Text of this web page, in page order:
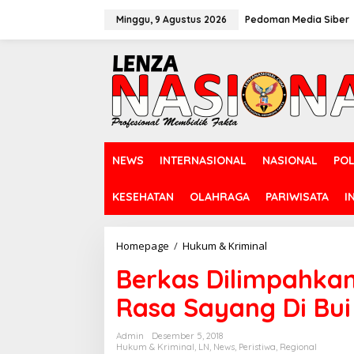
Minggu, 9 Agustus 2026 Pedoman Media Siber
NEWS INTERNASIONAL NASIONAL
KESEHATAN OLAHRAGA PARIWISATA
Homepage / Hukum & Kriminal
r
k
a
s
i
Berkas
Rasa Sayang Di Bui
Admin
Desember 5, 2018
Hukum & Kriminal, LN, News, Peristiwa, Regional